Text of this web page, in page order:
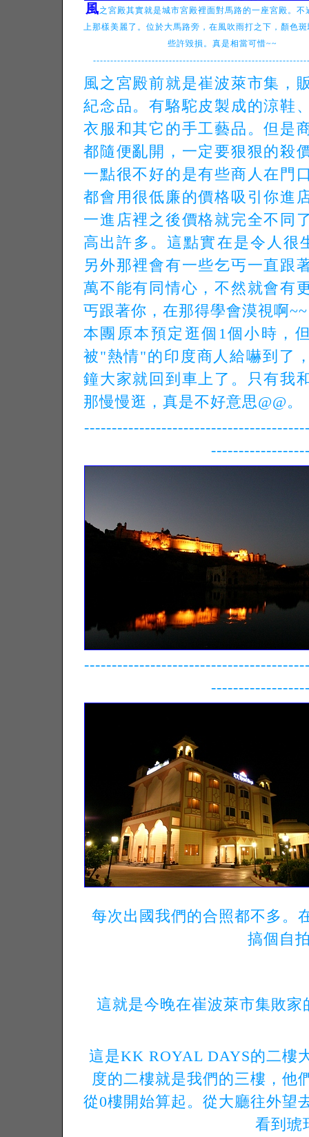
風之宮殿其實就是城市宮殿裡面對馬路的一座宮殿。不
上那樣美麗了。位於大馬路旁，在風吹雨打之下，顏色
些許毀損。真是相當可惜~~
風之宮殿前就是崔波萊市集，
紀念品。有駱駝皮製成的涼鞋
衣服和其它的手工藝品。但是
都隨便亂開，一定要狠狠的殺
一點很不好的是有些商人在門
都會用很低廉的價格吸引你進
一進店裡之後價格就完全不同
高出許多。這點實在是令人很
另外那裡會有一些乞丐一直跟
萬不能有同情心，不然就會有
丐跟著你，在那得學會漠視啊~~
本團原本預定逛個1個小時，
被"熱情"的印度商人給嚇到了
鐘大家就回到車上了。只有我
那慢慢逛，真是不好意思@@。
每次出國我們的合照都不多。
搞個自
這就是今晚在崔波萊市集敗家
這是KK ROYAL DAYS的二樓
度的二樓就是我們的三樓，他
從0樓開始算起。從大廳往外望
看到琥